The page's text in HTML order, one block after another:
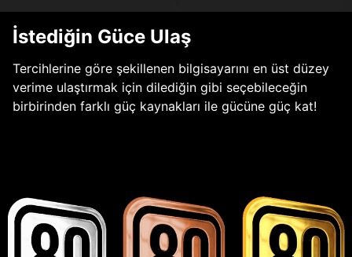
İstediğin Güce Ulaş
Tercihlerine göre şekillenen bilgisayarını en üst düzey
verime ulaştırmak için dilediğin gibi seçebileceğin
birbirinden farklı güç kaynakları ile gücüne güç kat!